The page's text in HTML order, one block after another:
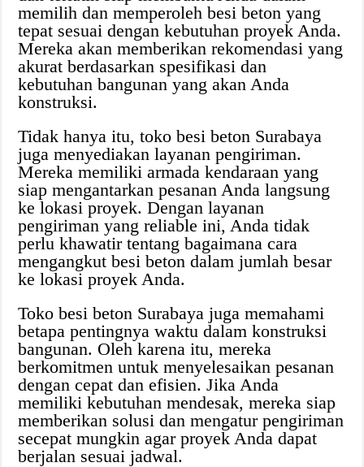
memilih dan memperoleh besi beton yang
tepat sesuai dengan kebutuhan proyek Anda.
Mereka akan memberikan rekomendasi yang
akurat berdasarkan spesifikasi dan
kebutuhan bangunan yang akan Anda
konstruksi.
Tidak hanya itu, toko besi beton Surabaya
juga menyediakan layanan pengiriman.
Mereka memiliki armada kendaraan yang
siap mengantarkan pesanan Anda langsung
ke lokasi proyek. Dengan layanan
pengiriman yang reliable ini, Anda tidak
perlu khawatir tentang bagaimana cara
mengangkut besi beton dalam jumlah besar
ke lokasi proyek Anda.
Toko besi beton Surabaya juga memahami
betapa pentingnya waktu dalam konstruksi
bangunan. Oleh karena itu, mereka
berkomitmen untuk menyelesaikan pesanan
dengan cepat dan efisien. Jika Anda
memiliki kebutuhan mendesak, mereka siap
memberikan solusi dan mengatur pengiriman
secepat mungkin agar proyek Anda dapat
berjalan sesuai jadwal.